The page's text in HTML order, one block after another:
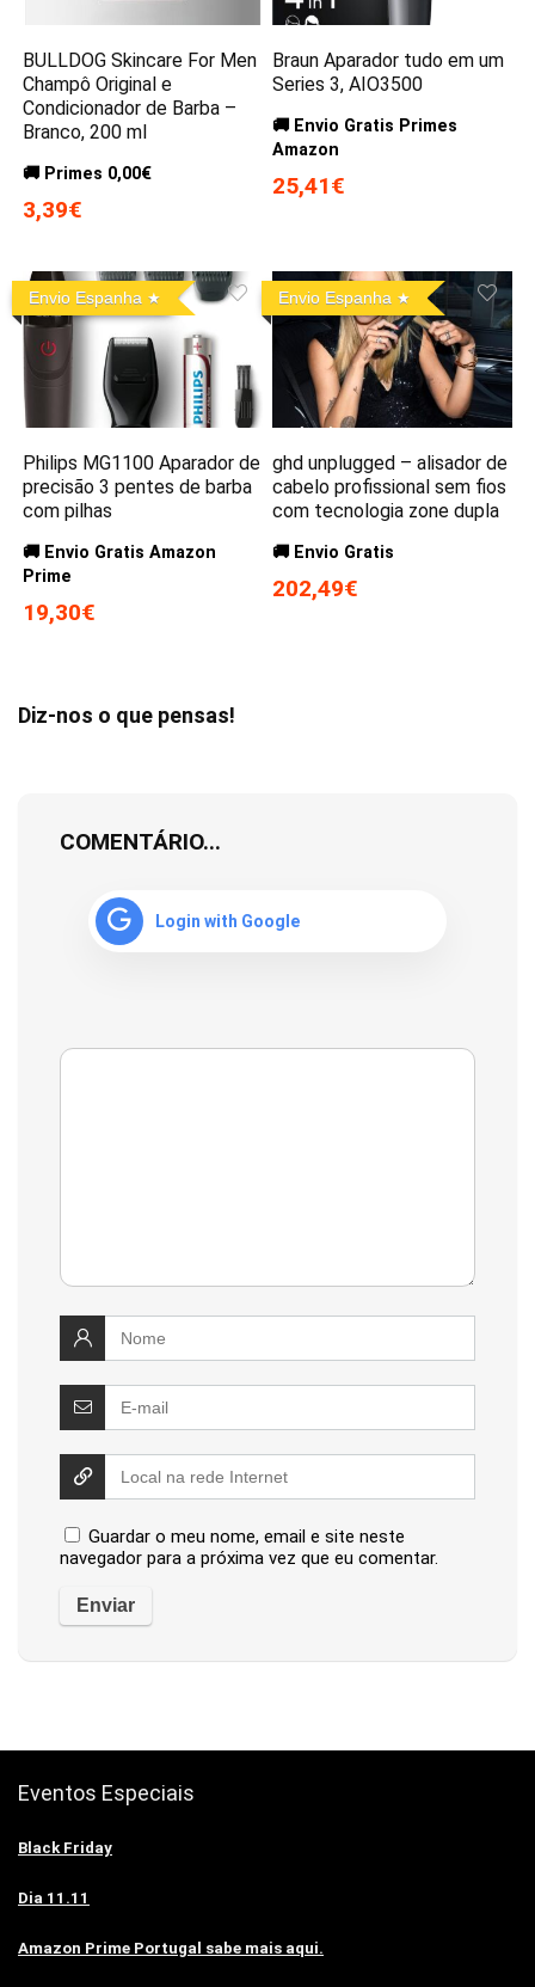
BULLDOG Skincare For Men
Champô Original e
Condicionador de Barba –
Branco, 200 ml
🚚 Primes 0,00€
3,39€
Braun Aparador tudo em um
Series 3, AIO3500
🚚 Envio Gratis Primes
Amazon
25,41€
Envio Espanha
Philips MG1100 Aparador de
precisão 3 pentes de barba
com pilhas
🚚 Envio Gratis Amazon
Prime
19,30€
Envio Espanha
ghd unplugged – alisador de
cabelo profissional sem fios
com tecnologia zone dupla
🚚 Envio Gratis
202,49€
Diz-nos o que pensas!
COMENTÁRIO...
Login with Google
Guardar o meu nome, email e site neste
navegador para a próxima vez que eu comentar.
Eventos Especiais
Black Friday
Dia 11.11
Amazon Prime Portugal sabe mais aqui.